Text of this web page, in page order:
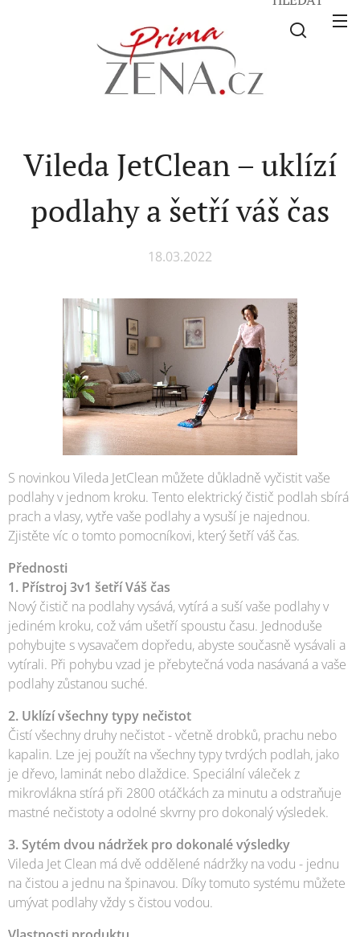
Vileda JetClean – uklízí
podlahy a šetří váš čas
18.03.2022
S novinkou Vileda JetClean můžete důkladně vyčistit vaše
podlahy v jednom kroku. Tento elektrický čistič podlah sbírá
prach a vlasy, vytře vaše podlahy a vysuší je najednou.
Zjistěte víc o tomto pomocníkovi, který šetří váš čas.
Přednosti
1. Přístroj 3v1 šetří Váš čas
Nový čistič na podlahy vysává, vytírá a suší vaše podlahy v
jediném kroku, což vám ušetří spoustu času. Jednoduše
pohybujte s vysavačem dopředu, abyste současně vysávali a
vytírali. Při pohybu vzad je přebytečná voda nasávaná a vaše
podlahy zůstanou suché.
2. Uklízí všechny typy nečistot
Čistí všechny druhy nečistot - včetně drobků, prachu nebo
kapalin. Lze jej použít na všechny typy tvrdých podlah, jako
je dřevo, laminát nebo dlaždice. Speciální váleček z
mikrovlákna stírá při 2800 otáčkách za minutu a odstraňuje
mastné nečistoty a odolné skvrny pro dokonalý výsledek.
3. Sytém dvou nádržek pro dokonalé výsledky
Vileda Jet Clean má dvě oddělené nádržky na vodu - jednu
na čistou a jednu na špinavou. Díky tomuto systému můžete
umývat podlahy vždy s čistou vodou.